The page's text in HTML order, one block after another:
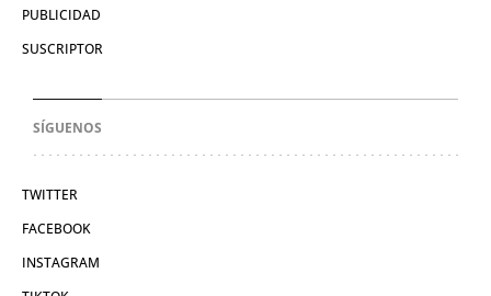
PUBLICIDAD
SUSCRIPTOR
SÍGUENOS
TWITTER
FACEBOOK
INSTAGRAM